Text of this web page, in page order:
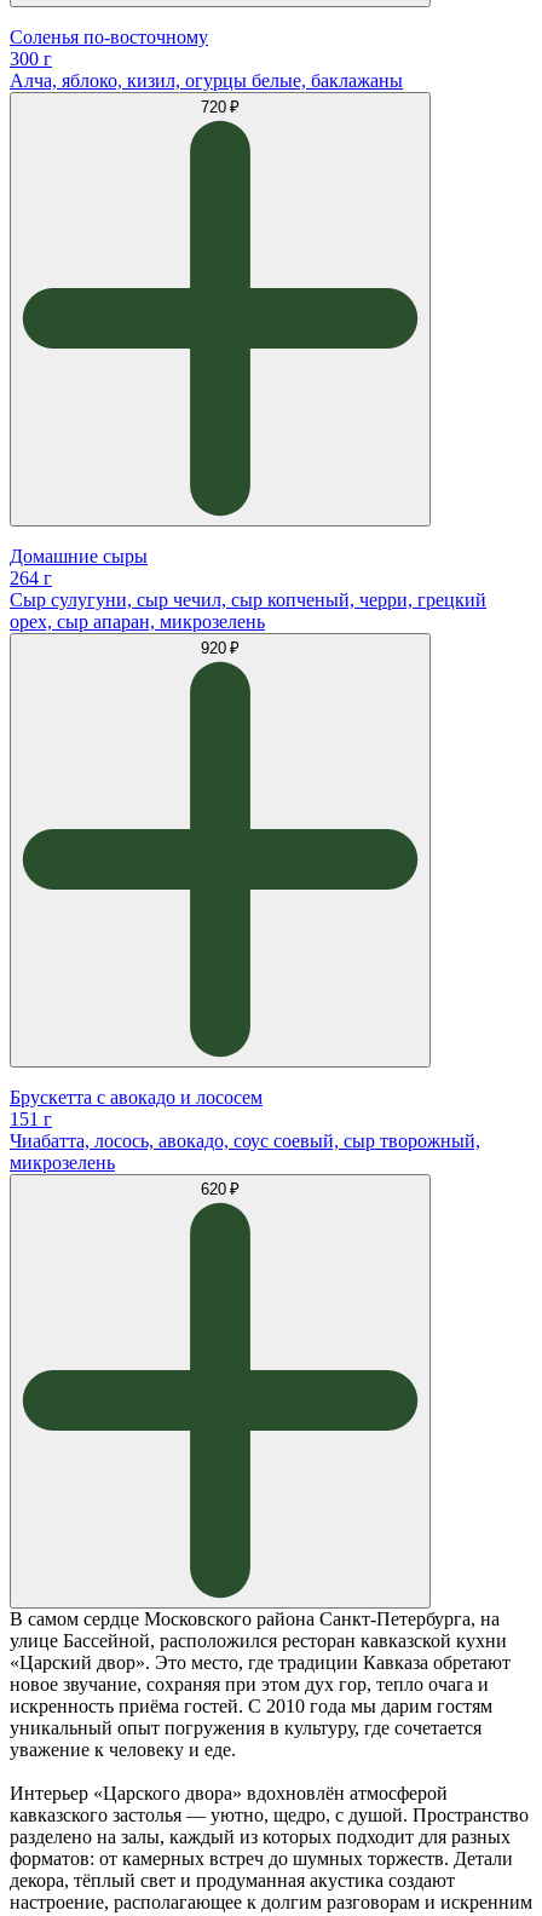
Соленья по-восточному
300 г
Алча, яблоко, кизил, огурцы белые, баклажаны
720 ₽
Домашние сыры
264 г
Сыр сулугуни, сыр чечил, сыр копченый, черри, грецкий
орех, сыр апаран, микрозелень
920 ₽
Брускетта с авокадо и лососем
151 г
Чиабатта, лосось, авокадо, соус соевый, сыр творожный,
микрозелень
620 ₽
В самом сердце Московского района Санкт-Петербурга, на
улице Бассейной, расположился ресторан кавказской кухни
«Царский двор». Это место, где традиции Кавказа обретают
новое звучание, сохраняя при этом дух гор, тепло очага и
искренность приёма гостей. С 2010 года мы дарим гостям
уникальный опыт погружения в культуру, где сочетается
уважение к человеку и еде.
Интерьер «Царского двора» вдохновлён атмосферой
кавказского застолья — уютно, щедро, с душой. Пространство
разделено на залы, каждый из которых подходит для разных
форматов: от камерных встреч до шумных торжеств. Детали
декора, тёплый свет и продуманная акустика создают
настроение, располагающее к долгим разговорам и искренним